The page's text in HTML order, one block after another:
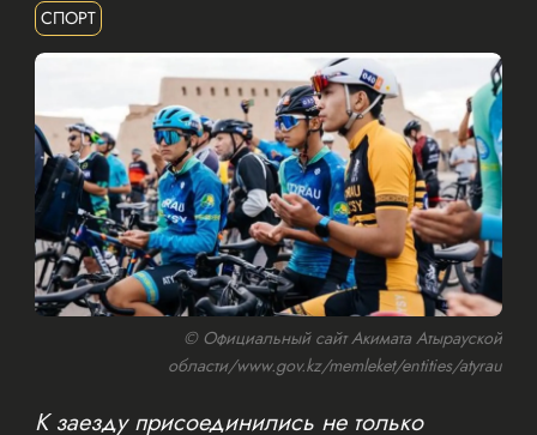
СПОРТ
© Официальный сайт Акимата Атырауской
области/www.gov.kz/memleket/entities/atyrau
К заезду присоединились не только